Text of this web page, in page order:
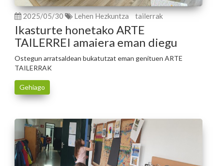
2025/05/30 Lehen Hezkuntza tailerrak
Ikasturte honetako ARTE
TAILERREI amaiera eman diegu
Ostegun arratsaldean bukatutzat eman genituen ARTE
TAILERRAK
Gehiago